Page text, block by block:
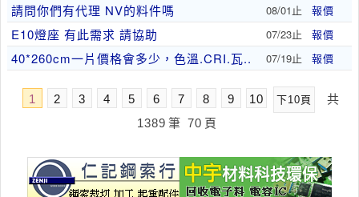
請問你們有代理 NV的料件嗎 08/01止 報價
E10燈座 有此需求 請協助 07/23止 報價
40*260cm一片價格會多少，色溫.CRI.瓦.. 07/19止 報價
1 2 3 4 5 6 7 8 9 10 下10頁
共
1389 筆 70 頁